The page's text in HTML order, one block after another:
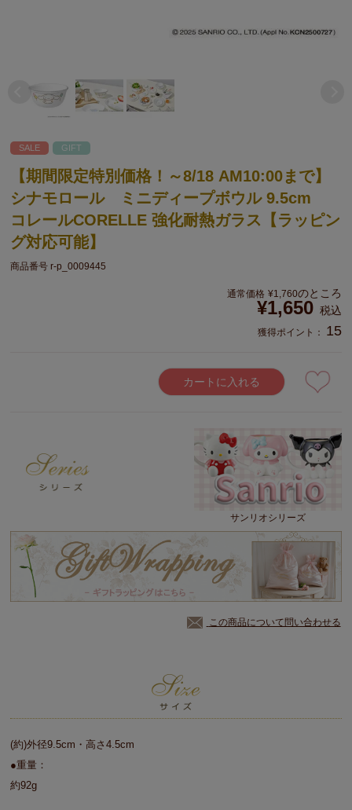
SALE GIFT
【期間限定特別価格！～8/18 AM10:00まで】
シナモロール ミニディープボウル 9.5cm
コレールCORELLE 強化耐熱ガラス【ラッピン
グ対応可能】
商品番号 r-p_0009445
通常価格 ¥1,760のところ
¥1,650 税込
獲得ポイント： 15
カートに入れる
サンリオシリーズ
この商品について問い合わせる
(約)外径9.5cm・高さ4.5cm
●重量：
約92g